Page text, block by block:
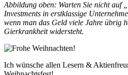
Abbildung oben: Warten Sie nicht auf
Investments in erstklassige
wenn man das Geld viele Jahre übrig
Gierkrankheit widersteht.
Ich wünsche allen Lesern &